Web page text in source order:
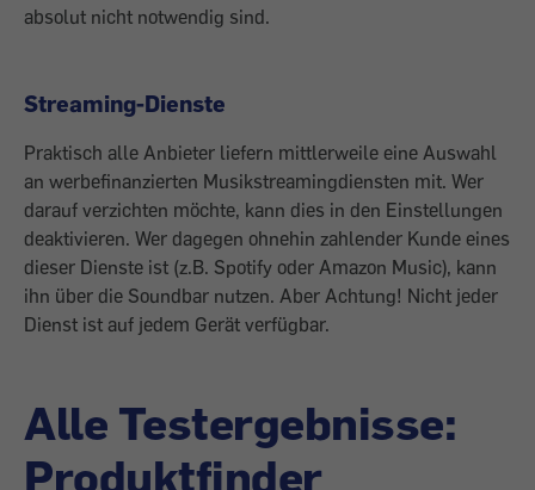
absolut nicht notwendig sind.
Streaming-Dienste
Praktisch alle Anbieter liefern mittlerweile eine Auswahl
an werbefinanzierten Musikstreamingdiensten mit. Wer
darauf verzichten möchte, kann dies in den Einstellungen
deaktivieren. Wer dagegen ohnehin zahlender Kunde eines
dieser Dienste ist (z.B. Spotify oder Amazon Music), kann
ihn über die Soundbar nutzen. Aber Achtung! Nicht jeder
Dienst ist auf jedem Gerät verfügbar.
Alle Testergebnisse:
Produktfinder